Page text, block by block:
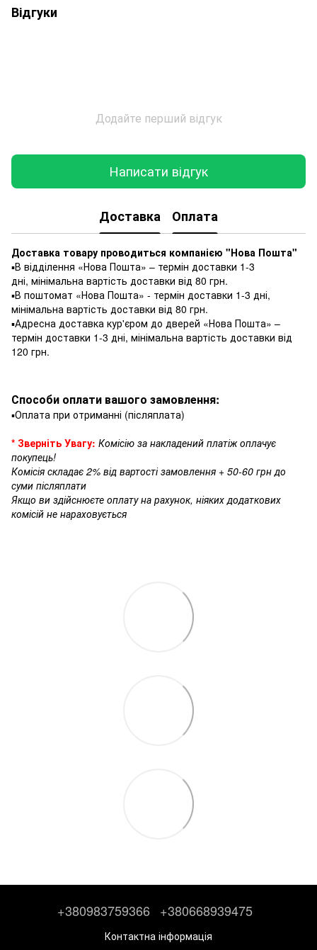
Відгуки
Додайте перший відгук
Написати відгук
Доставка Оплата
Доставка товару проводиться компанією "Нова Пошта"
▪️В відділення «Нова Пошта» – термін доставки 1-3
дні, мінімальна вартість доставки від 80 грн.
▪️В поштомат «Нова Пошта» - термін доставки 1-3 дні,
мінімальна вартість доставки від 80 грн.
▪️Адресна доставка кур'єром до дверей «Нова Пошта» –
термін доставки 1-3 дні, мінімальна вартість доставки від
120 грн.
Способи оплати вашого замовлення:
▪️Оплата при отриманні (післяплата)
* Зверніть Увагу: Комісію за накладений платіж оплачує
покупець!
Комісія складає 2% від вартості замовлення + 50-60 грн до
суми післяплати
Якщо ви здійснюєте оплату на рахунок, ніяких додаткових
комісій не нараховується
+380983759366 +380668939475
Контактна інформація